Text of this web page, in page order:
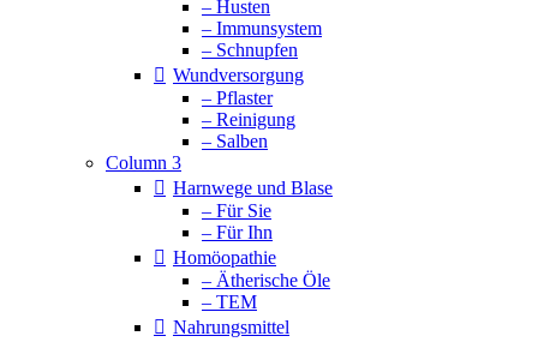
– Husten
– Immunsystem
– Schnupfen
Wundversorgung
– Pflaster
– Reinigung
– Salben
Column 3
Harnwege und Blase
– Für Sie
– Für Ihn
Homöopathie
– Ätherische Öle
– TEM
Nahrungsmittel